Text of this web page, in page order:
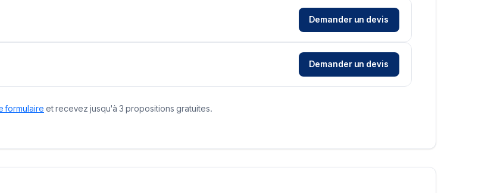
Demander un devis
Demander un devis
formulaire et recevez jusqu'à 3 propositions gratuites.